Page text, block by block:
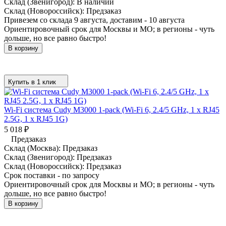
Склад (Новороссийск): Предзаказ
Привезем со склада 9 августа, доставим - 10 августа
Ориентировочный срок для Москвы и МО; в регионы - чуть
дольше, но все равно быстро!
В корзину
Купить в 1 клик
Wi-Fi система Cudy M3000 1-pack (Wi-Fi 6, 2.4/5 GHz, 1 x RJ45
2.5G, 1 x RJ45 1G)
5 018 ₽
Предзаказ
Склад (Москва): Предзаказ
Склад (Звенигород): Предзаказ
Склад (Новороссийск): Предзаказ
Срок поставки - по запросу
Ориентировочный срок для Москвы и МО; в регионы - чуть
дольше, но все равно быстро!
В корзину